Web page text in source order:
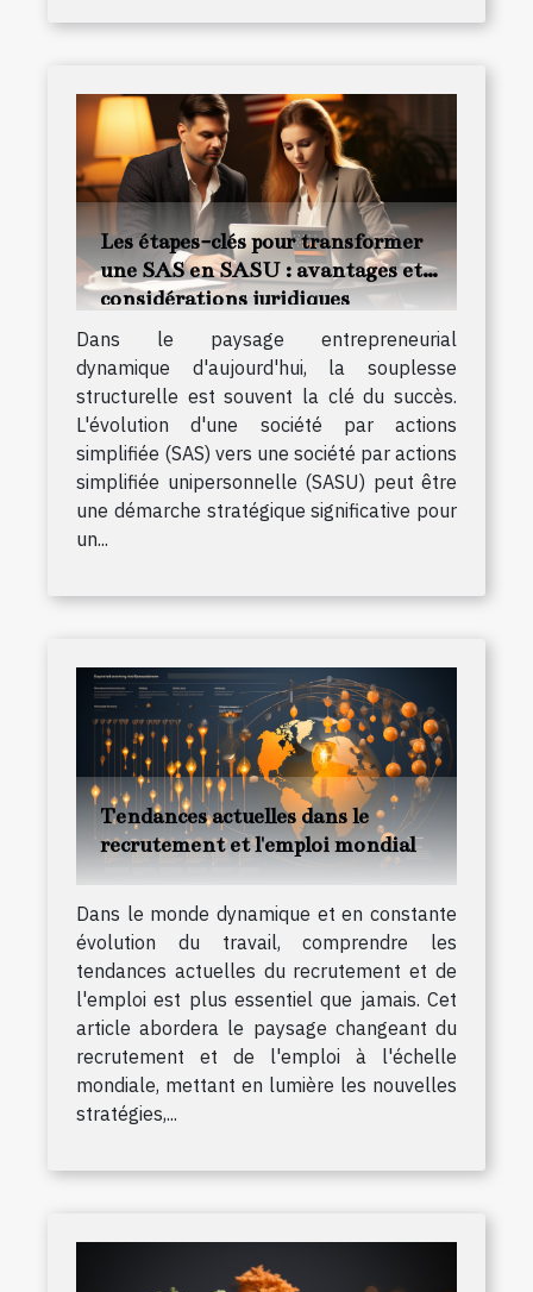
Les étapes-clés pour transformer
une SAS en SASU : avantages et
considérations juridiques
Dans le paysage entrepreneurial
dynamique d'aujourd'hui, la souplesse
structurelle est souvent la clé du succès.
L'évolution d'une société par actions
simplifiée (SAS) vers une société par actions
simplifiée unipersonnelle (SASU) peut être
une démarche stratégique significative pour
un...
Tendances actuelles dans le
recrutement et l'emploi mondial
Dans le monde dynamique et en constante
évolution du travail, comprendre les
tendances actuelles du recrutement et de
l'emploi est plus essentiel que jamais. Cet
article abordera le paysage changeant du
recrutement et de l'emploi à l'échelle
mondiale, mettant en lumière les nouvelles
stratégies,...